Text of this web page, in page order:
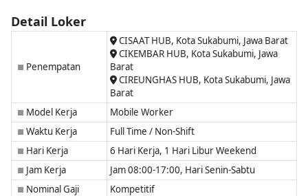
Detail Loker
■ Penempatan
CISAAT HUB, Kota Sukabumi, Jawa Barat
CIKEMBAR HUB, Kota Sukabumi, Jawa
Barat
CIREUNGHAS HUB, Kota Sukabumi, Jawa
Barat
■ Model Kerja Mobile Worker
■ Waktu Kerja Full Time / Non-Shift
■ Hari Kerja 6 Hari Kerja, 1 Hari Libur Weekend
■ Jam Kerja Jam 08:00-17:00, Hari Senin-Sabtu
■ Nominal Gaji Kompetitif